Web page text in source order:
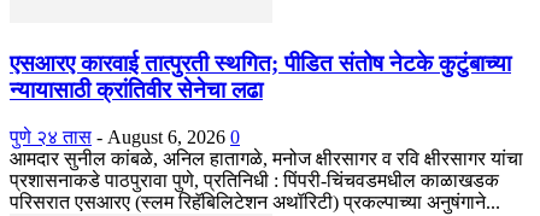
एसआरए कारवाई तात्पुरती स्थगित; पीडित संतोष नेटके कुटुंबाच्या
न्यायासाठी क्रांतिवीर सेनेचा लढा
पुणे २४ तास - August 6, 2026 0
आमदार सुनील कांबळे, अनिल हातागळे, मनोज क्षीरसागर व रवि क्षीरसागर यांचा
प्रशासनाकडे पाठपुरावा पुणे, प्रतिनिधी : पिंपरी-चिंचवडमधील काळाखडक
परिसरात एसआरए (स्लम रिहॅबिलिटेशन अथॉरिटी) प्रकल्पाच्या अनुषंगाने...